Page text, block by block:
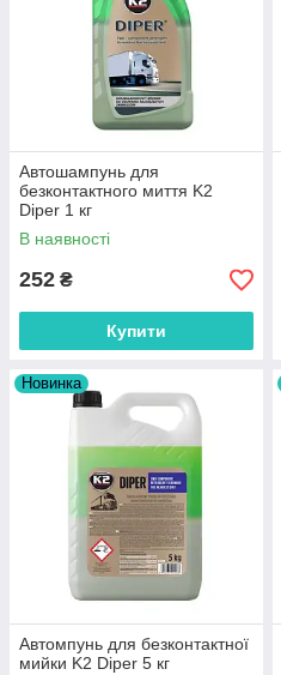
Автошампунь для
безконтактного миття K2
Diper 1 кг
В наявності
252 ₴
Купити
Новинка
Автомпунь для безконтактної
мийки K2 Diper 5 кг